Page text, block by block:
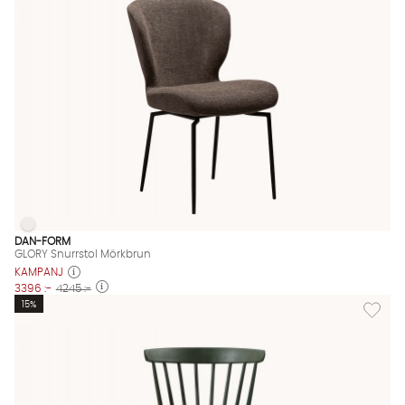
GLORY Snurrstol Mörkbrun Finns även i dessa färger:
GLORY Snurrstol Mörkbrun
DAN-FORM
GLORY Snurrstol Mörkbrun
KAMPANJ
3396 :- 4245 :-
Lägg
15%